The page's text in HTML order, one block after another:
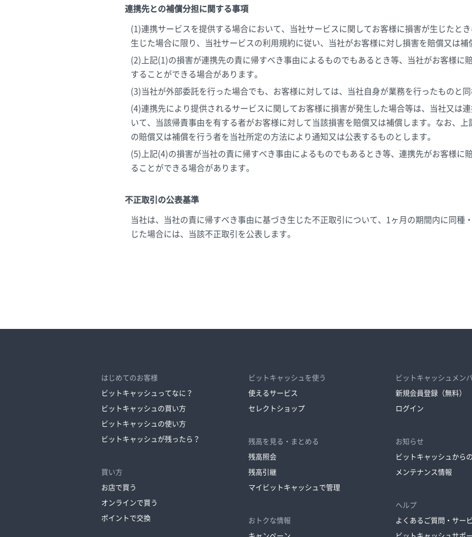
連携先との補償分担に関する事項
(1)連携サービスを提供する場合において、当社サービスに関してお客様に損害が生じたと
生じた場合に限り、当社サービスの利用規約に従い、当社がお客様に対し損害を賠償又は補
(2)上記(1)の損害が連携先の責に帰すべき事由によるものでもあるとき等、当社がお客様に
することができる場合があります。
(3)当社が外部委託を行った場合でも、お客様に対しては、当社自身が業務を行ったものと同
(4)連携先により提供されるサービスに関してお客様に損害が発生した場合等は、当社又は
いて、当該帰責事由を有する者がお客様に対して当該損害を賠償又は補償します。なお、
の賠償又は補償を行う者を当社所定の方法により通知又は公表するものとします。
(5)上記(4)の損害が当社の責に帰すべき事由によるものでもあるとき等、連携先がお客様に
ることができる場合があります。
不正取引の公表基準
当社は、当社の責に帰すべき事由に基づき生じた不正取引について、1ヶ月の期間内に同種
じた場合には、当該不正取引を公表します。
はじめてのお客様
ビットキャッシュってなに？
ビットキャッシュの買い方
ビットキャッシュの使い方
ビットキャッシュが残ったら？
買い方
お店で買う
オンラインで買う
ポイントで交換
ビットキャッシュを使う
使えるサービス
セレクトショップ
残高を見る・まとめる
残高照会
残高引継
マイビットキャッシュで管理
おトクな情報
ビットキャッシュメン
新規会員登録（無料）
ログイン
お知らせ
ビットキャッシュから
メンテナンス情報
ヘルプ
よくあるご質問・サー